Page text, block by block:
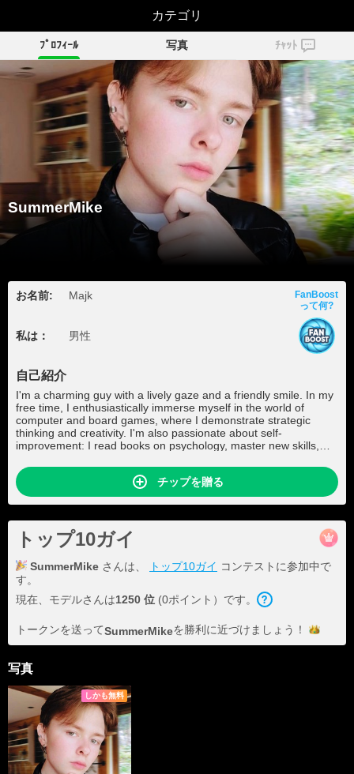
SummerMike
ﾌﾟﾛﾌｨｰﾙ 写真 ﾁｬｯﾄ
SummerMike
お名前: Majk
私は： 男性
FanBoost
って何?
自己紹介
I'm a charming guy with a lively gaze and a friendly smile. In my
free time, I enthusiastically immerse myself in the world of
computer and board games, where I demonstrate strategic
thinking and creativity. I'm also passionate about self-
improvement: I read books on psychology, master new skills,
myself. My energy and openness draw people in, and my ability
to find a balance between entertainment and personal growth
makes me an engaging conversationalist.
チップを贈る
トップ10ガイ
SummerMike さんは、 トップ10ガイ コンテストに参加中で
す。
現在、モデルさんは1250 位 (0ポイント）です。
トークンを送ってSummerMikeを勝利に近づけま しょう！
写真
しかも無料
カテゴリ